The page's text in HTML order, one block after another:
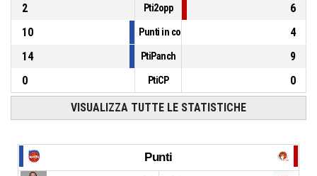
2
Pti2opp
6
10
Punti in contropiede
4
14
PtiPanch
9
0
PtiCP 0
VISUALIZZA TUTTE LE STATISTICHE
Punti